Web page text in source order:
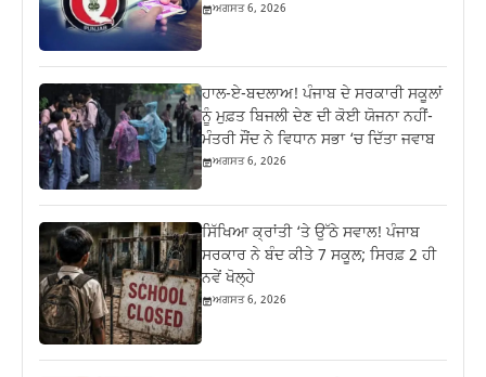
ਅਗਸਤ 6, 2026
ਹਾਲ-ਏ-ਬਦਲਾਅ! ਪੰਜਾਬ ਦੇ ਸਰਕਾਰੀ ਸਕੂਲਾਂ
ਨੂੰ ਮੁਫ਼ਤ ਬਿਜਲੀ ਦੇਣ ਦੀ ਕੋਈ ਯੋਜਨਾ ਨਹੀਂ-
ਮੰਤਰੀ ਸੌਂਦ ਨੇ ਵਿਧਾਨ ਸਭਾ ‘ਚ ਦਿੱਤਾ ਜਵਾਬ
ਅਗਸਤ 6, 2026
ਸਿੱਖਿਆ ਕ੍ਰਾਂਤੀ ‘ਤੇ ਉੱਠੇ ਸਵਾਲ! ਪੰਜਾਬ
ਸਰਕਾਰ ਨੇ ਬੰਦ ਕੀਤੇ 7 ਸਕੂਲ; ਸਿਰਫ਼ 2 ਹੀ
ਨਵੇਂ ਖੋਲ੍ਹੇ
ਅਗਸਤ 6, 2026